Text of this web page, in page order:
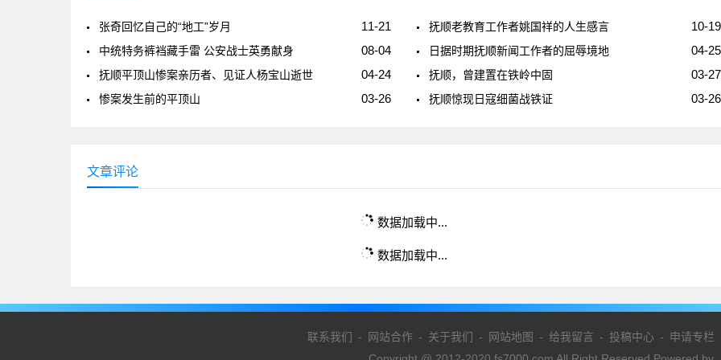
11-21
张奇回忆自己的“地工”岁月 10-19
抚顺老教育工作者姚国祥的人生感言
08-04
中统特务裤裆藏手雷 公安战士英勇献身 04-25
日据时期抚顺新闻工作者的屈辱境地
04-24
抚顺平顶山惨案亲历者、见证人杨宝山逝世 03-27
抚顺，曾建置在铁岭中固
03-26
惨案发生前的平顶山 03-26
抚顺惊现日寇细菌战铁证
文章评论
数据加载中...
数据加载中...
联系我们 - 网站合作- 关于我们 - 网站地图 - 给我留言 - 投稿中心- 申请专栏